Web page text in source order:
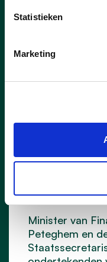
Statistieken
Marketing
Nieuw
23/06/23
Minister van
Peteghem en